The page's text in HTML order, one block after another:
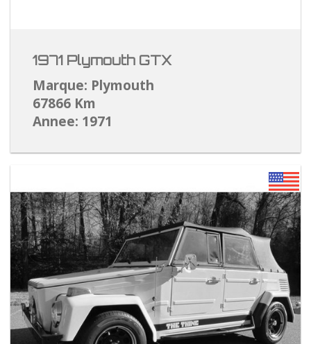
1971 Plymouth GTX
Marque: Plymouth
67866 Km
Annee: 1971